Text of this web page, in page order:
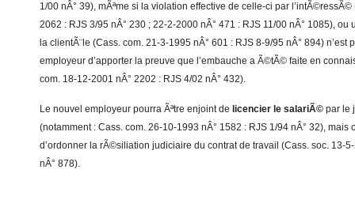
1/00 nÂ° 39), mÃªme si la violation effective de celle-ci par
2062 : RJS 3/95 nÂ° 230 ; 22-2-2000 nÂ° 471 : RJS 11/00 nÂ° 1085),
la clientÃ¨le (Cass. com. 21-3-1995 nÂ° 601 : RJS 8-9/95 nÂ° 894) n’est
employeur d’apporter la preuve que l’embauche a Ã©tÃ© faite en
com. 18-12-2001 nÂ° 2202 : RJS 4/02 nÂ° 432).
Le nouvel employeur pourra Ãªtre enjoint de licencier le salariÃ© par le
(notamment : Cass. com. 26-10-1993 nÂ° 1582 : RJS 1/94 nÂ° 32), mais
d’ordonner la rÃ©siliation judiciaire du contrat de travail (Cass. soc. 13-
nÂ° 878).